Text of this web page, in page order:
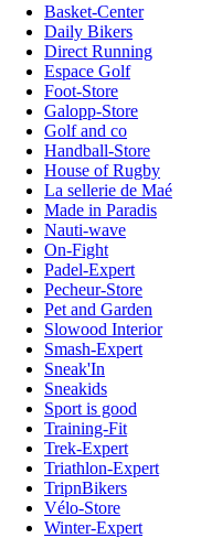
Basket-Center
Daily Bikers
Direct Running
Espace Golf
Foot-Store
Galopp-Store
Golf and co
Handball-Store
House of Rugby
La sellerie de Maé
Made in Paradis
Nauti-wave
On-Fight
Padel-Expert
Pecheur-Store
Pet and Garden
Slowood Interior
Smash-Expert
Sneak'In
Sneakids
Sport is good
Training-Fit
Trek-Expert
Triathlon-Expert
TripnBikers
Vélo-Store
Winter-Expert